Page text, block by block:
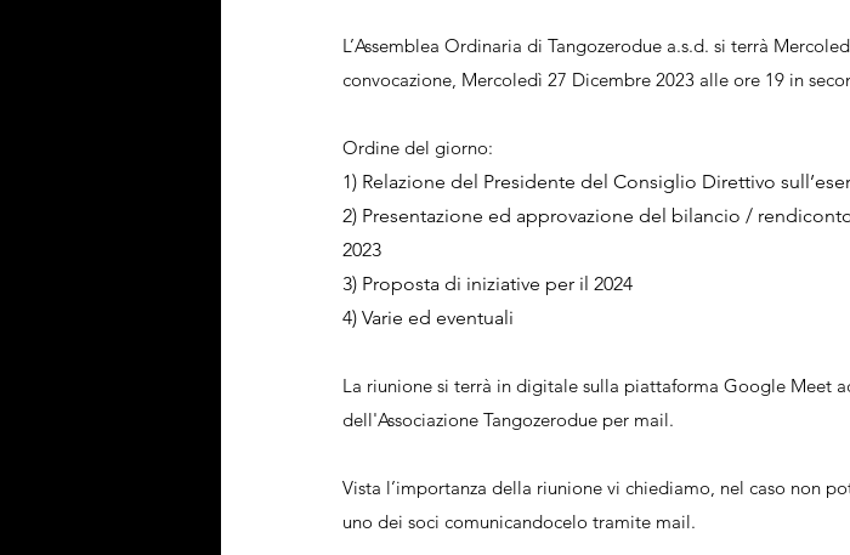
L’Assemblea Ordinaria di Tangozerodue a.s.d. si terrà
convocazione, Mercoledì 27 Dicembre 2023 alle ore 19 in
Ordine del giorno:
1) Relazione del Presidente del Consiglio Direttivo
2) Presentazione ed approvazione del bilancio /
2023
3) Proposta di iniziative per il 2024
4) Varie ed eventuali
La riunione si terrà in digitale sulla piattaforma Google Meet
dell'Associazione Tangozerodue per mail.
Vista l’importanza della riunione vi chiediamo, nel caso non
uno dei soci comunicandocelo tramite mail.